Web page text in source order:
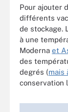
Pour ajouter
différents
de stockage.
à une
Moderna et
des
degrés (mais
conservation